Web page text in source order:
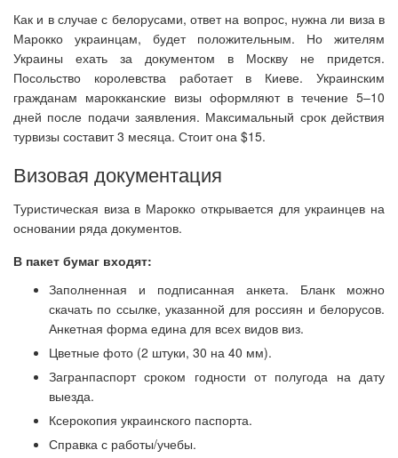
Как и в случае с белорусами, ответ на вопрос, нужна ли виза в
Марокко украинцам, будет положительным. Но жителям
Украины ехать за документом в Москву не придется.
Посольство королевства работает в Киеве. Украинским
гражданам марокканские визы оформляют в течение 5–10
дней после подачи заявления. Максимальный срок действия
турвизы составит 3 месяца. Стоит она $15.
Визовая документация
Туристическая виза в Марокко открывается для украинцев на
основании ряда документов.
В пакет бумаг входят:
Заполненная и подписанная анкета. Бланк можно
скачать по ссылке, указанной для россиян и белорусов.
Анкетная форма едина для всех видов виз.
Цветные фото (2 штуки, 30 на 40 мм).
Загранпаспорт сроком годности от полугода на дату
выезда.
Ксерокопия украинского паспорта.
Справка с работы/учебы.